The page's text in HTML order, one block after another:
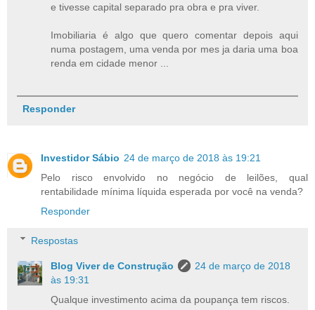
e tivesse capital separado pra obra e pra viver.
Imobiliaria é algo que quero comentar depois aqui
numa postagem, uma venda por mes ja daria uma boa
renda em cidade menor ...
Responder
Investidor Sábio 24 de março de 2018 às 19:21
Pelo risco envolvido no negócio de leilões, qual
rentabilidade mínima líquida esperada por você na venda?
Responder
Respostas
Blog Viver de Construção
24 de março de 2018
às 19:31
Qualque investimento acima da poupança tem riscos.